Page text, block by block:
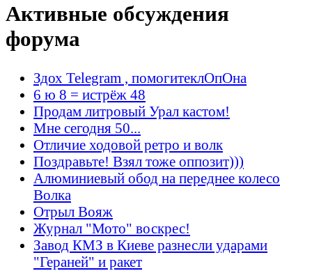
Активные обсуждения
форума
Здох Telegram , помогитеклОпОна
6 ю 8 = истрёж 48
Продам литровый Урал кастом!
Мне сегодня 50...
Отличие ходовой ретро и волк
Поздравьте! Взял тоже оппозит)))
Алюминиевый обод на переднее колесо
Волка
Отрыл Вояж
Журнал "Мото" воскрес!
Завод КМЗ в Киеве разнесли ударами
"Гераней" и ракет